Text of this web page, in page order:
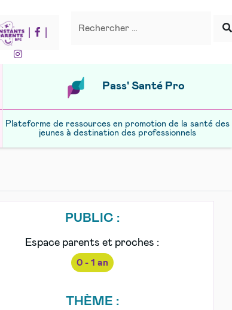
Rechercher
Pass' Santé Pro
Plateforme de ressources en promotion de la santé des
jeunes à destination des professionnels
PUBLIC :
Espace parents et proches :
0 - 1 an
THÈME :